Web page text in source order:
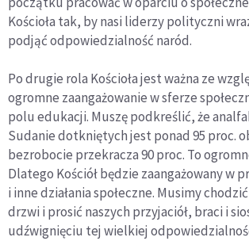
Kościoła tak, by nasi liderzy polityczni
podjąć odpowiedzialność naród.
Po drugie rola Kościoła jest ważna ze
ogromne zaangażowanie w sferze
polu edukacji. Muszę podkreślić, że
Sudanie dotkniętych jest ponad 95 proc.
bezrobocie przekracza 90 proc. To
Dlatego Kościół będzie zaangażowany w
i inne działania społeczne. Musimy
drzwi i prosić naszych przyjaciół, braci i
udźwignięciu tej wielkiej